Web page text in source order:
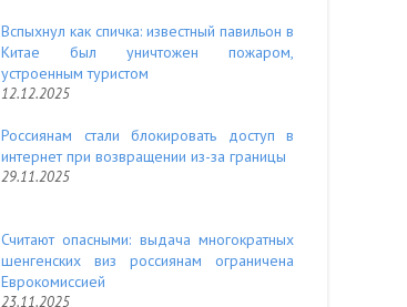
Вспыхнул как спичка: известный павильон в
Китае был уничтожен пожаром,
устроенным туристом
12.12.2025
Россиянам стали блокировать доступ в
интернет при возвращении из-за границы
29.11.2025
Считают опасными: выдача многократных
шенгенских виз россиянам ограничена
Еврокомиссией
23.11.2025